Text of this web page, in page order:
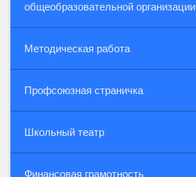
общеобразовательной организации
Методическая работа
Профсоюзная страничка
Школьный театр
Финансовая грамотность